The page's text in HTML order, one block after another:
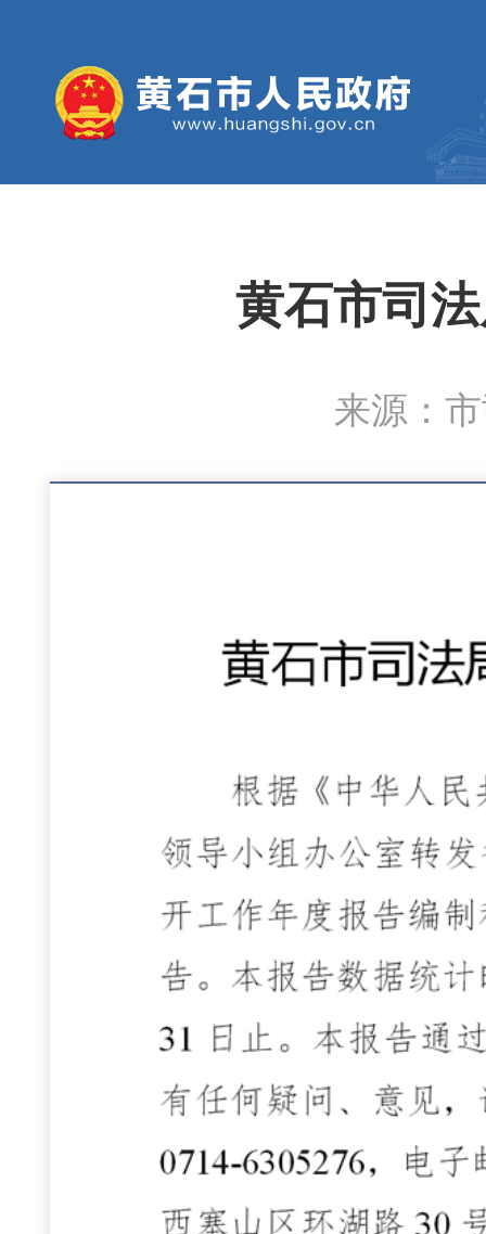
黄石市司
来源：